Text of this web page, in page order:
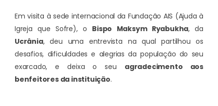
Em visita à sede internacional da Fundação AIS (Ajuda à
Igreja que Sofre), o Bispo Maksym Ryabukha, da
Ucrânia, deu uma entrevista na qual partilhou os
desafios, dificuldades e alegrias da população do seu
exarcado, e deixa o seu agradecimento aos
benfeitores da instituição.